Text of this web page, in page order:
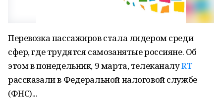
Перевозка пассажиров стала лидером среди
сфер, где трудятся самозанятые россияне. Об
этом в понедельник, 9 марта, телеканалуRT
рассказали в Федеральной налоговой службе
(ФНС)...